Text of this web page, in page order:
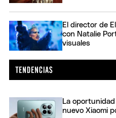
El director de
con Natalie
visuales
La
nuevo Xiaomi